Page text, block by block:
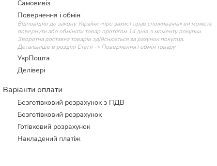
Самовивіз
Повернення і обмін
Відповідно до закону України «про захист прав споживачів» ви можете
повернути або обміняти товар протягом 14 днів з моменту покупки.
Зворотна доставка товарів здійснюється за рахунок покупця.
Детальніше в розділі Статті -> Повернення і обмін товару
УкрПошта
Делівері
Варіанти оплати
Безготівковий розрахунок з ПДВ
Безготівковий розрахунок
Готівковий розрахунок
Накладений платіж